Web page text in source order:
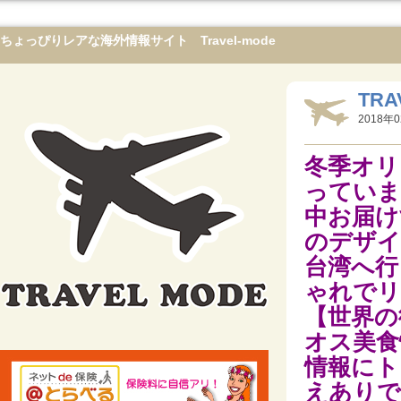
ちょっぴりレアな海外情報サイト Travel-mode
2018年
冬季オ
ってい
中お届
のデザ
台湾へ
ゃれで
【世界
オス美
情報に
えあり